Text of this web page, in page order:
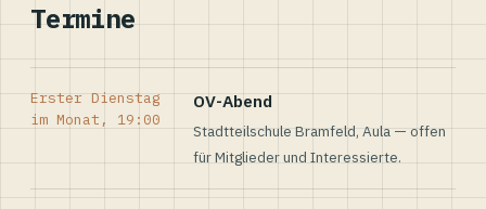
Termine
Erster Dienstag
im Monat, 19:00
OV-Abend
Stadtteilschule Bramfeld, Aula — offen
für Mitglieder und Interessierte.